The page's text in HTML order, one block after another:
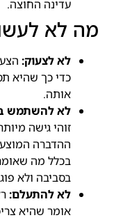
עדינה החוצה.
מה לא
לא לצעוק:
כדי כך שהיא
אותה.
לא להשתמש
זוהי גישה
ההדברה
בכלל מה
בסביבה ולא
לא להתעלם:
אומר שהיא